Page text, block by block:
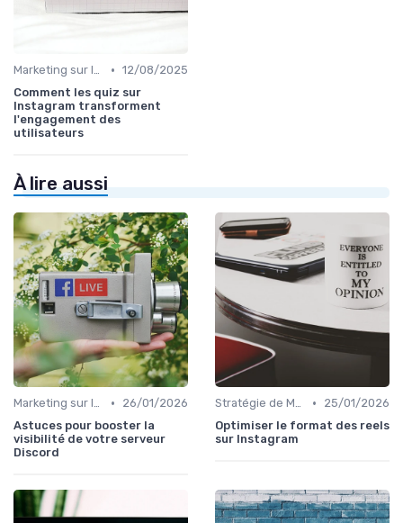
Marketing sur les Réseaux Sociaux • 12/08/2025
Comment les quiz sur
Instagram transforment
l'engagement des
utilisateurs
À lire aussi
Marketing sur les Réseaux Sociaux •
26/01/2026
Astuces pour booster la
visibilité de votre serveur
Discord
Stratégie de Marketing Digital •
25/01/2026
Optimiser le format des reels
sur Instagram